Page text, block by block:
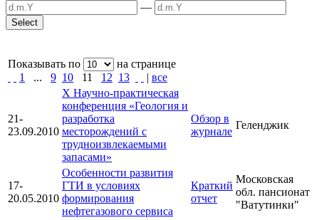
—
Показывать по
на странице
1
... 9 10 11 12 13 | все
21-
23.09.2010
X Научно-практическая
конференция «Геология и
разработка
месторождений с
трудноизвлекаемыми
запасами»
Обзор в
журнале
Геленджик
17-
20.05.2010
Особенности развития
ГТИ в условиях
формирования
нефтегазового сервиса
Краткий
отчет
Московская
обл. пансионат
"Ватутинки"